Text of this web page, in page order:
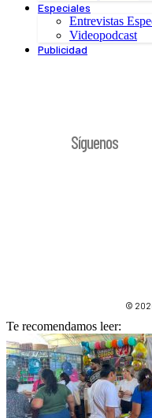
Especiales
Entrevistas
Videopodcast
Publicidad
Síguenos
©
Te recomendamos leer: